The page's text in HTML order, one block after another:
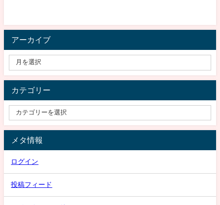
アーカイブ
カテゴリー
メタ情報
ログイン
投稿フィード